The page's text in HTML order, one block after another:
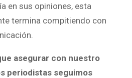
en sus opiniones, esta
termina compitiendo con
asegurar con nuestro
periodistas seguimos